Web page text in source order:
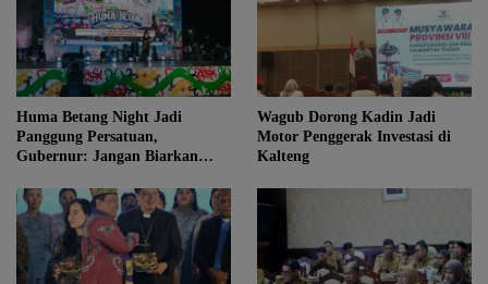
Huma Betang Night Jadi
Panggung Persatuan,
Gubernur: Jangan Biarkan
Kalteng
Wagub Dorong Kadin Jadi
Motor Penggerak Investasi di
Kalteng